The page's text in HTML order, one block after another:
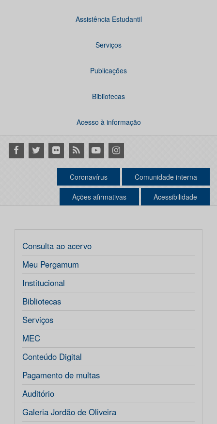
Assistência Estudantil
Serviços
Publicações
Bibliotecas
Acesso à informação
Facebook
Twitter Flickr RSS YoutubeInstagram
Coronavírus Comunidade interna
Ações afirmativas Acessibilidade
Consulta ao acervo
Meu Pergamum
Institucional
Bibliotecas
Serviços
MEC
Conteúdo Digital
Pagamento de multas
Auditório
Galeria Jordão de Oliveira